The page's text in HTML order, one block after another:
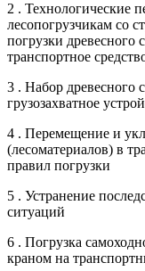
2 . Технологические
лесопогрузчикам со
погрузки древесного
транспортное
3 . Набор древесного
грузозахватное
4 . Перемещение и
(лесоматериалов) в
правил погрузки
5 . Устранение
ситуаций
6 . Погрузка
краном на